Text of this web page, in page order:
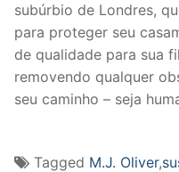
subúrbio de Londres,
para proteger seu
de qualidade para sua
removendo qualquer
seu caminho – seja
Tagged M.J. Oliver,